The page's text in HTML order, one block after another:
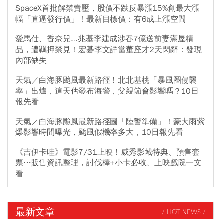
SpaceX首批解禁賣壓，股價不跌反暴漲15%創最大漲
幅「直逼發行價」！最新目標價：有6成上漲空間
愛馬仕、香奈兒...兆基李建成涉吞7億送前妻滿屋精
品，遭羈押禁見！宏碁李文詳當董座才2天閃辭：發現
內部缺失
天氣／白海豚颱風最新路徑！北北基桃「暴風圈侵襲
率」出爐，這天估發布海警，父親節會影響嗎？10日
報先看
天氣／白海豚颱風最新路徑圖「陸警準備」！豪大雨紫
爆影響時間曝光，颱風假機率多大，10日報先看
《吉伊卡哇》電影7/31上映！威秀影城特典、預售套
票…販售資訊整理，討伐棒+小卡必收、上映戲院一文
看
最新文章 / HOT NEWS /